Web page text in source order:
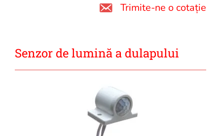
Trimite-ne o cotație
Senzor de lumină a dulapului